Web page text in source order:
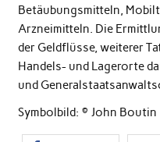
Betäubungsmitteln,
Arzneimitteln. Die
der Geldflüsse, weiterer
Handels- und Lagerorte
und
Symbolbild: © John Boutin